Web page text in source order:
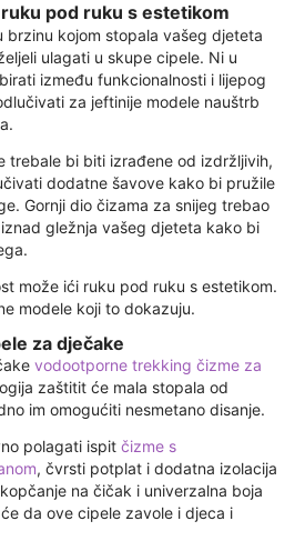
pod ruku s estetikom
brzinu kojom stopala vašeg djeteta
ulagati u skupe cipele. Ni u
između funkcionalnosti i lijepog
​​za jeftinije modele nauštrb
trebale bi biti izrađene od izdržljivih,
​​dodatne šavove kako bi pružile
Gornji dio čizama za snijeg trebao
gležnja vašeg djeteta kako bi
može ići ruku pod ruku s estetikom.
modele koji to dokazuju.
za dječake
vodootporne trekking čizme za
zaštitit će mala stopala od
im omogućiti nesmetano disanje.
polagati ispit čizme s
, čvrsti potplat i dodatna izolacija
na čičak i univerzalna boja
da ove cipele zavole i djeca i